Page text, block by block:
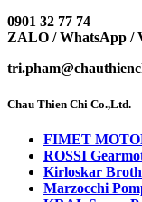
0901 32 77 74
ZALO / WhatsApp /
Chau Thien Chi Co.,Ltd.
FIMET
ROSSI
Kirloskar
Marzocchi